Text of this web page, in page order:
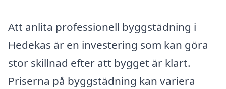
Att anlita professionell byggstädning i
Hedekas är en investering som kan göra
stor skillnad efter att bygget är klart.
Priserna på byggstädning kan variera